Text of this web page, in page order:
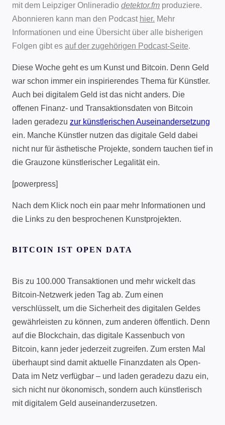
mit dem Leipziger Onlineradio detektor.fm produziere.
Abonnieren kann man den Podcast hier. Mehr
Informationen und eine Übersicht über alle bisherigen
Folgen gibt es auf der zugehörigen Podcast-Seite.
Diese Woche geht es um Kunst und Bitcoin. Denn Geld
war schon immer ein inspirierendes Thema für Künstler.
Auch bei digitalem Geld ist das nicht anders. Die
offenen Finanz- und Transaktionsdaten von Bitcoin
laden geradezu zur künstlerischen Auseinandersetzung
ein. Manche Künstler nutzen das digitale Geld dabei
nicht nur für ästhetische Projekte, sondern tauchen tief in
die Grauzone künstlerischer Legalität ein.
[powerpress]
Nach dem Klick noch ein paar mehr Informationen und
die Links zu den besprochenen Kunstprojekten.
BITCOIN IST OPEN DATA
Bis zu 100.000 Transaktionen und mehr wickelt das
Bitcoin-Netzwerk jeden Tag ab. Zum einen
verschlüsselt, um die Sicherheit des digitalen Geldes
gewährleisten zu können, zum anderen öffentlich. Denn
auf die Blockchain, das digitale Kassenbuch von
Bitcoin, kann jeder jederzeit zugreifen. Zum ersten Mal
überhaupt sind damit aktuelle Finanzdaten als Open-
Data im Netz verfügbar – und laden geradezu dazu ein,
sich nicht nur ökonomisch, sondern auch künstlerisch
mit digitalem Geld auseinanderzusetzen.